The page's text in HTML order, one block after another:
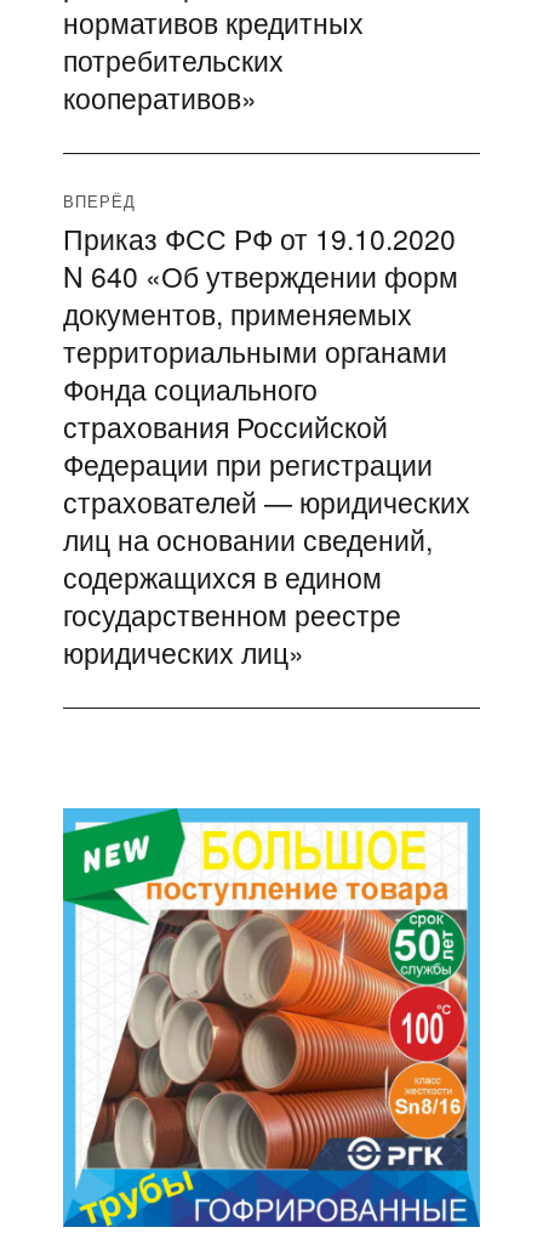
нормативов кредитных
потребительских
кооперативов»
ВПЕРЁД
Следующая
запись:
Приказ ФСС РФ от 19.10.2020
N 640 «Об утверждении форм
документов, применяемых
территориальными органами
Фонда социального
страхования Российской
Федерации при регистрации
страхователей — юридических
лиц на основании сведений,
содержащихся в едином
государственном реестре
юридических лиц»